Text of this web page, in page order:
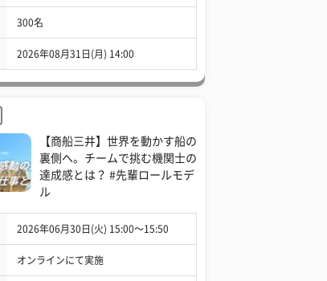
300名
2026年08月31日(月) 14:00
【商船三井】世界を動かす船の
裏側へ。チームで挑む機関士の
達成感とは？ #先輩ロールモデ
ル
2026年06月30日(火) 15:00〜15:50
オンラインにて実施